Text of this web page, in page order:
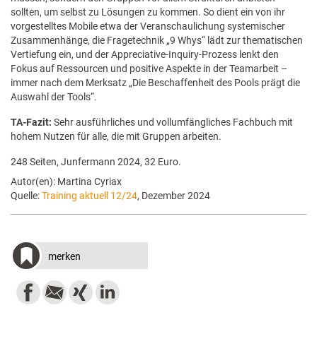
sollten, um selbst zu Lösungen zu kommen. So dient ein von ihr
vorgestelltes Mobile etwa der Veranschaulichung systemischer
Zusammenhänge, die Fragetechnik „9 Whys“ lädt zur thematischen
Vertiefung ein, und der Appreciative-Inquiry-Prozess lenkt den
Fokus auf Ressourcen und positive Aspekte in der Teamarbeit –
immer nach dem Merksatz „Die Beschaffenheit des Pools prägt die
Auswahl der Tools“.
TA-Fazit: Sehr ausführliches und vollumfängliches Fachbuch mit
hohem Nutzen für alle, die mit Gruppen arbeiten.
248 Seiten, Junfermann 2024, 32 Euro.
Autor(en): Martina Cyriax
Quelle:Training aktuell 12/24, Dezember 2024
merken